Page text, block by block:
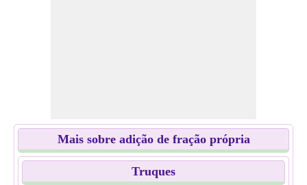
Mais sobre adição de fração própria
Truques